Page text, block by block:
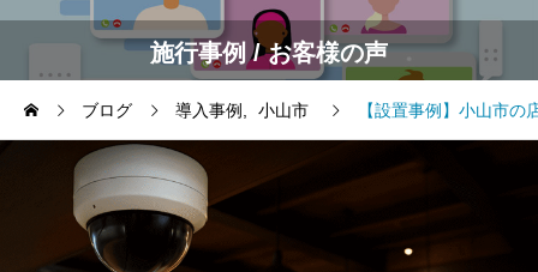
施行事例 / お客様の声
ブログ 導入事例 小山市 【設置事例】小山市